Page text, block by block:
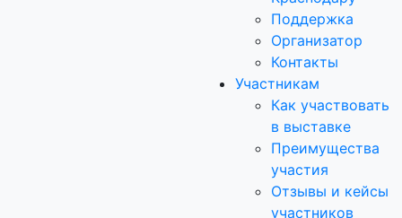
Поддержка
Организатор
Контакты
Участникам
Как участвовать
в выставке
Преимущества
участия
Отзывы и кейсы
участников